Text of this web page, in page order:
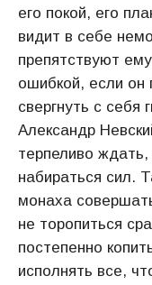
его покой, его
видит в себе
препятствуют
ошибкой, если он
свергнуть с себя
Александр
терпеливо
набираться сил.
монаха
не торопиться
постепенно
исполнять все,